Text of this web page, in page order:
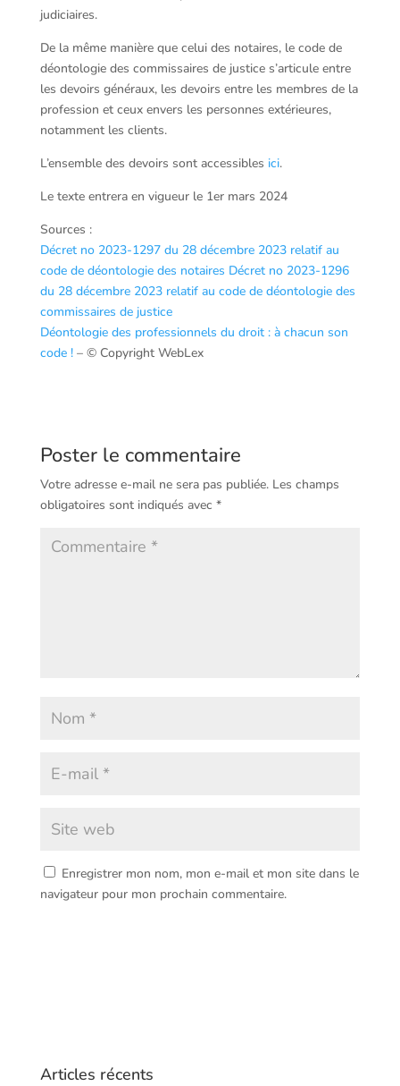
judiciaires.
De la même manière que celui des notaires, le code de
déontologie des commissaires de justice s’articule entre
les devoirs généraux, les devoirs entre les membres de la
profession et ceux envers les personnes extérieures,
notamment les clients.
L’ensemble des devoirs sont accessibles ici.
Le texte entrera en vigueur le 1er mars 2024
Sources :
Décret no 2023-1297 du 28 décembre 2023 relatif au
code de déontologie des notaires Décret no 2023-1296
du 28 décembre 2023 relatif au code de déontologie des
commissaires de justice
Déontologie des professionnels du droit : à chacun son
code !– © Copyright WebLex
Poster le commentaire
Votre adresse e-mail ne sera pas publiée. Les champs
obligatoires sont indiqués avec *
Enregistrer mon nom, mon e-mail et mon site dans le
navigateur pour mon prochain commentaire.
Articles récents